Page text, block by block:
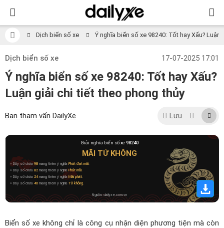
Dịch biển số xe Ý nghĩa biển số xe 98240: Tốt hay Xấu?
Dịch biển số xe 17-07-2025 17:01
Ý nghĩa biển số xe 98240: Tốt hay Xấu?
Luận giải chi tiết theo phong thủy
Ban tham vấn DailyXe Lưu
Giải nghĩa biển số xe 98240
MÃI TỨ KHÔNG
» Dãy số chứa98 mang thêm ý nghĩa Phát đạt mãi.
» Dãy số chứa 82 mang thêm ý nghĩaPhát mãi.
» Dãy số chứa 24mang thêm ý nghĩaMãi phất.
» Dãy số chứa 40 mang thêm ý nghĩa Tứ không.
Nguồn: dailyxe.com.vn
Biển số xe không chỉ là công cụ nhận diện phương tiện mà còn